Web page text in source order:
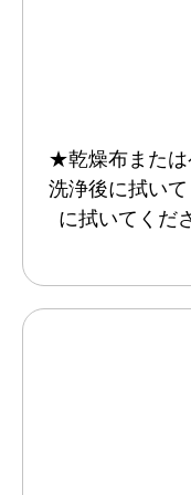
★乾燥布または
洗浄後に拭い
に拭いてくだ